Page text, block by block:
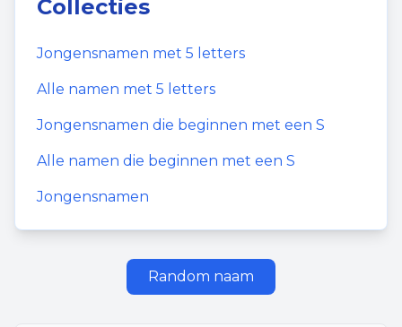
Collecties
Jongensnamen met 5 letters
Alle namen met 5 letters
Jongensnamen die beginnen met een S
Alle namen die beginnen met een S
Jongensnamen
Random naam